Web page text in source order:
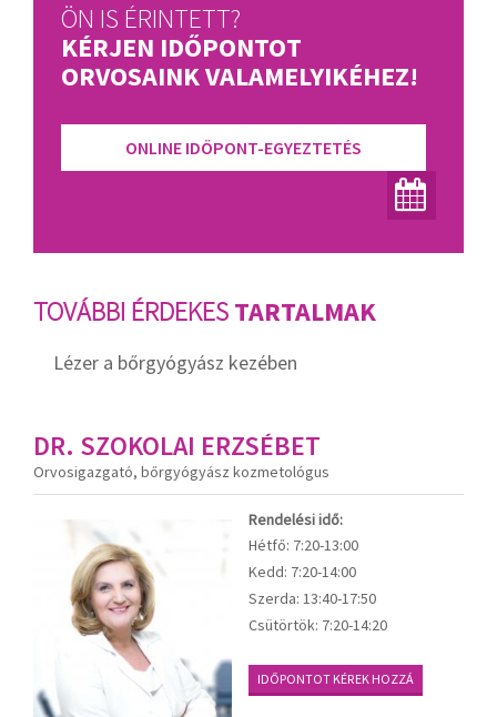
ÖN IS ÉRINTETT?
KÉRJEN IDŐPONTOT
ORVOSAINK VALAMELYIKÉHEZ!
ONLINE IDŐPONT-EGYEZTETÉS
TOVÁBBI ÉRDEKESTARTALMAK
Lézer a bőrgyógyász kezében
DR. SZOKOLAI ERZSÉBET
Orvosigazgató, bőrgyógyász kozmetológus
Rendelési idő:
Hétfő: 7:20-13:00
Kedd: 7:20-14:00
Szerda: 13:40-17:50
Csütörtök: 7:20-14:20
IDŐPONTOT KÉREK HOZZÁ